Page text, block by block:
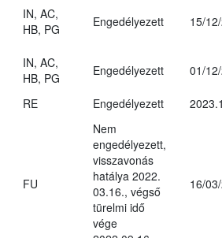
IN, AC,
HB, PG
Engedélyezett 15/
IN, AC,
HB, PG
Engedélyezett
01/
RE Engedélyezett
FU
Nem
engedélyezett,
visszavonás
hatálya 2022.
03.16., végső
türelmi idő
vége
16/